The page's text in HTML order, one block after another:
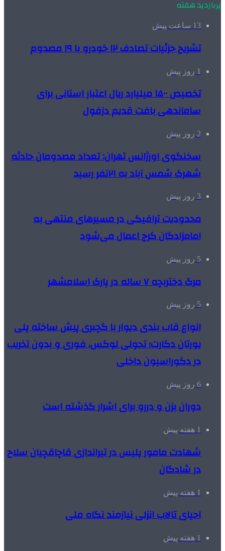
پربازدید هفته
13 ساعت پیش
تشریح جزئیات تصادف ۱۲ خودرو با ۱۹ مصدوم
1 روز پیش
تخصیص ۱۵۰۰ میلیارد ریال اعتبار استانی برای
ساماندهی بافت قدیم دزفول
2 روز پیش
سخنگوی اورژانس تهران: تعداد مصدومان حادثه
شهرک شمس آباد به ۲۱نفر رسید
3 روز پیش
محدودیت ترافیکی در مسیرهای منتهی به
امامزادگان کرج اعمال می‌شود
5 روز پیش
مرگ دختربچه ۷ ساله در پارک اسلامشهر
5 روز پیش
انواع قاب بندی دیوار با گچبری پیش ساخته پلی
یورتان دکارت؛ تحولی لوکس، فوری و بدون تخریب
در دکوراسیون داخلی
6 روز پیش
دوران بزن و دررو برای اشرار گذشته است
1 هفته پیش
شهادت مامور پلیس در تیراندازی قاچاقچیان سلاح
در شادگان
1 هفته پیش
احیای تالاب انزلی نیازمند نگاه ملی
1 هفته پیش